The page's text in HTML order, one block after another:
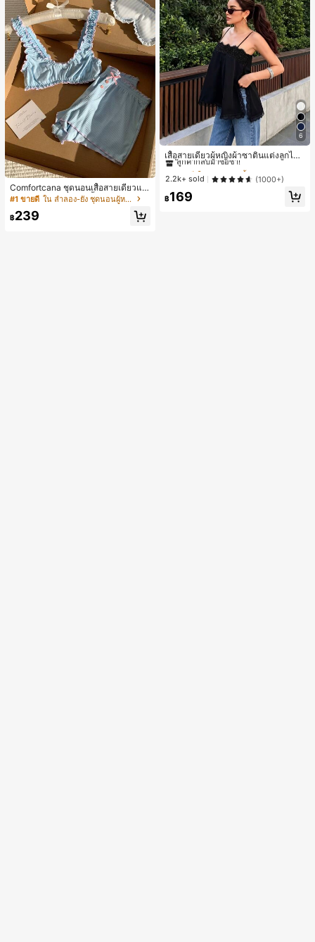
Comfortcana ชุดนอนเสื้อสายเดี่ยวแต่
งระบายและกางเกงขาสั้นสำหรับผู้หญิง
#1 ขายดี ใน ลำลอง-ยัง ชุดนอนผู้หญิง
฿239
6
เสื้อสายเดี่ยวผู้หญิงผ้าซาตินแต่งลูกไม้
- เสื้อสายเดี่ยวฤดูร้อนสีขากีมีรอยผ่าด้า
นข้างที่น่าดึงดูด ลำลองสีดำ สำหรับเธอ
#1 ขายดี
ใน ชายหาด เสื้อกล้ามผู้หญิง & Camis
ลูกค้ากลับมาซื้อซ้ำ!
#1 ขายดี
ลูกค้ากลับมาซื้อซ้ำ!
#1 ขายดี
ลูกค้ากลับมาซื้อซ้ำ!
#1 ขายดี
ใน ชายหาด เสื้อกล้ามผู้หญิง & Camis
ลูกค้ากลับมาซื้อซ้ำ!
2.2k+ sold (1000+)
฿169